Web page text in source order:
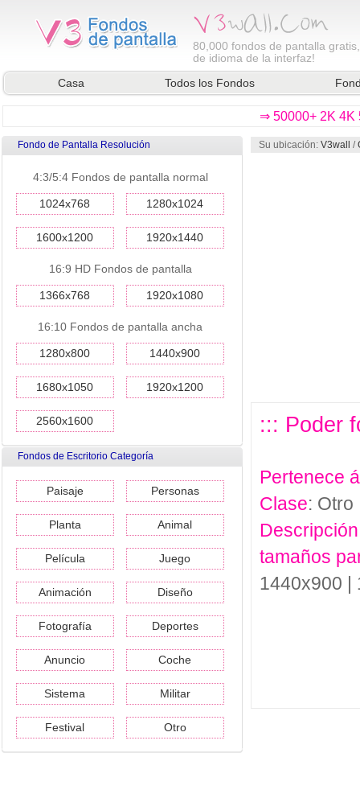
80,000 fondos de pantalla
de idioma de la interfaz!
Casa
Todos los Fondos
⇒ 50000+ 2K 4K
Fondo de Pantalla Resolución
4:3/5:4 Fondos de pantalla normal
1024x768 1280x1024
1600x1200 1920x1440
16:9 HD Fondos de pantalla
1366x768 1920x1080
16:10 Fondos de pantalla ancha
1280x800 1440x900
1680x1050 1920x1200
2560x1600
Fondos de Escritorio Categoría
Paisaje Personas
Planta Animal
Película Juego
Animación Diseño
Fotografía Deportes
Anuncio Coche
Sistema Militar
Festival Otro
Su ubicación: V3wall /
::: Poder
Pertenece
Clase: Otro
Descripción
tamaños
1440x900 |